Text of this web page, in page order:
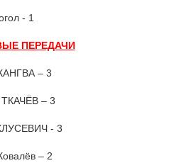
- 1
ПЕРЕДАЧИ
– 3
ТКАЧЁВ – 3
- 3
– 2